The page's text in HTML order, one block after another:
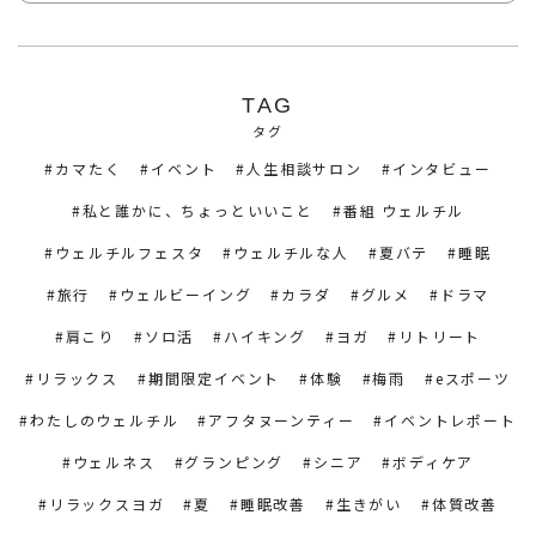
TAG
タグ
カマたく イベント 人生相談サロン インタビュー
私と誰かに、ちょっといいこと 番組 ウェルチル
ウェルチルフェスタ ウェルチルな人 夏バテ 睡眠
旅行 ウェルビーイング カラダ グルメ ドラマ
肩こり ソロ活 ハイキング ヨガ リトリート
リラックス 期間限定イベント 体験 梅雨 eスポーツ
わたしのウェルチル アフタヌーンティー イベントレポート
ウェルネス グランピング シニア ボディケア
リラックスヨガ 夏 睡眠改善 生きがい 体質改善